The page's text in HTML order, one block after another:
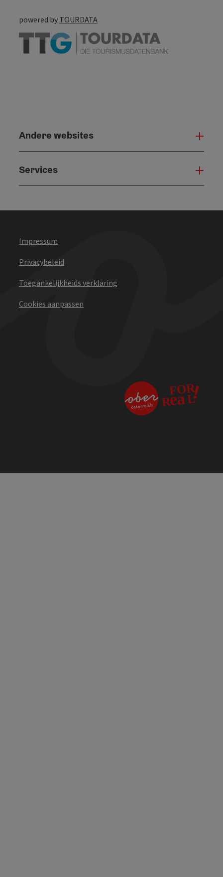
powered by TOURDATA
Andere websites
Services
Impressum
Privacybeleid
Toegankelijkheids verklaring
Cookies aanpassen